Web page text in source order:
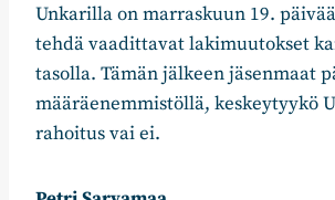
Unkarilla on marraskuun 19.
tehdä vaadittavat lakimuutokset
tasolla. Tämän jälkeen jäsenmaat
määräenemmistöllä, keskeytyykö
rahoitus vai ei.